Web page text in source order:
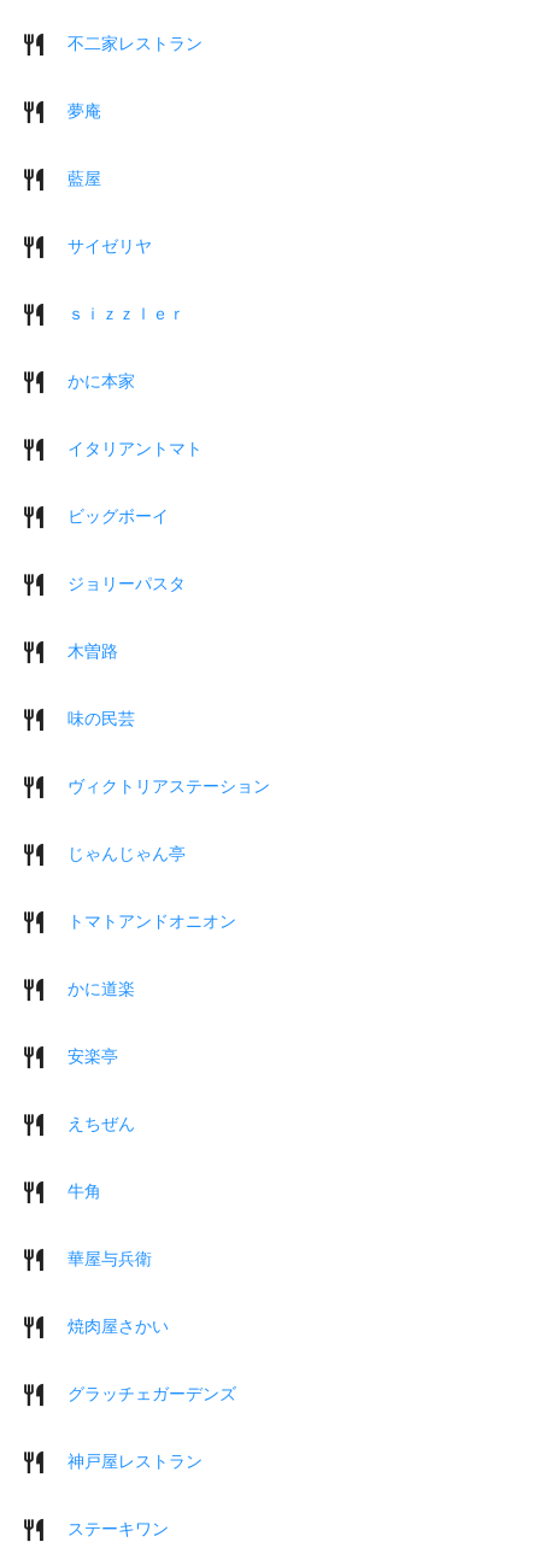
不二家レストラン
夢庵
藍屋
サイゼリヤ
ｓｉｚｚｌｅｒ
かに本家
イタリアントマト
ビッグボーイ
ジョリーパスタ
木曽路
味の民芸
ヴィクトリアステーション
じゃんじゃん亭
トマトアンドオニオン
かに道楽
安楽亭
えちぜん
牛角
華屋与兵衛
焼肉屋さかい
グラッチェガーデンズ
神戸屋レストラン
ステーキワン